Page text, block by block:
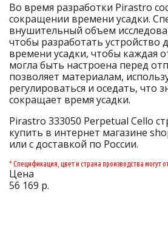
Во время разработки Pirastro
сокращении времени усадки.
внушительный объем
чтобы разработать устройство
времени усадки, чтобы каждая
могла быть настроена перед
позволяет материалам,
регулироваться и оседать, что
сокращает время усадки.
Pirastro 333050 Perpetual Cello
купить в интернет магазине
или с доставкой по России.
* Спецификация, цвет и страна производства могут
Цена
56 169 р.